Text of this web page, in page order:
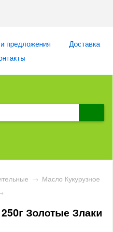
предложения
Доставка
→ Масло Кукурузное
Золотые Злаки